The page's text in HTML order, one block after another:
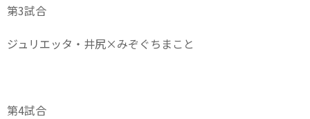
第3試合
ジュリエッタ・井尻×みぞぐちまこと
第4試合